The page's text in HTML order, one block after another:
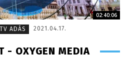
02:40:06
ADÁS
2021.04.17.
- OXYGEN MEDIA